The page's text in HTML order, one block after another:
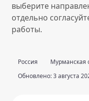
выберите
отдельно
работы.
Россия
Мурманская
Обновлено: 3 августа